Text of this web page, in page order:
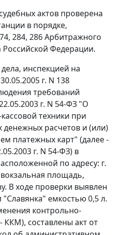
актов проверена
в порядке,
, 284, 286Арбитражного
Российской Федерации.
инспекцией на
г. N 138
требований
г. N 54-ФЗ "О
техники при
расчетов и (или)
платежных карт" (далее -
г. N 54-ФЗ) в
по адресу: г.
площадь,
В ходе проверки выявлен
емкостью 0,5 л.
контрольно-
составлены акт от